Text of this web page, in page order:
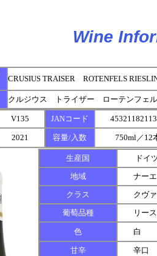
Wine
CRUSIUS TRAISER ROTENFELS
クルジウス トライザー ローテンフェ
V135 JANコード
2021 容量/入数 750ml／12
生産国
ドイ
地域
ナーエ
クラス
クヴァ
葡萄品種
リース
色 白
甘辛
辛口